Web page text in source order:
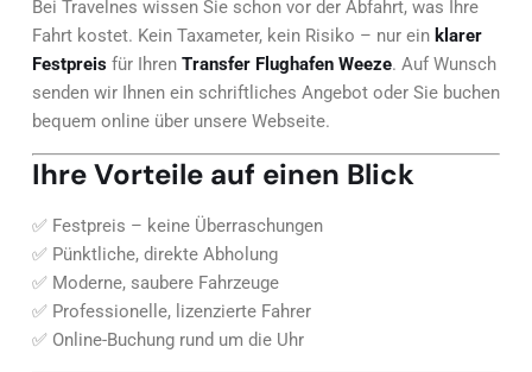
Bei Travelnes wissen Sie schon vor der Abfahrt, was Ihre
Fahrt kostet. Kein Taxameter, kein Risiko – nur ein klarer
Festpreis für Ihren Transfer Flughafen Weeze. Auf Wunsch
senden wir Ihnen ein schriftliches Angebot oder Sie buchen
bequem online über unsere Webseite.
Ihre Vorteile auf einen Blick
✅ Festpreis – keine Überraschungen
✅ Pünktliche, direkte Abholung
✅ Moderne, saubere Fahrzeuge
✅ Professionelle, lizenzierte Fahrer
✅ Online-Buchung rund um die Uhr